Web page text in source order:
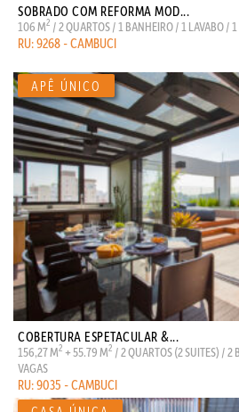
SOBRADO COM REFORMA MOD...
106 M2 / 2 QUARTOS / 1 BANHEIRO / 1 LAVABO /
RU: 9268 - CAMBUCI
COBERTURA ESPETACULAR &...
156,27 M2 + 55.79 M2 / 2 QUARTOS (2 SUITES) / 2
VAGAS
RU: 9035 - CAMBUCI